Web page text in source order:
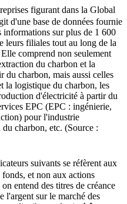
figurant dans la Global
d'une base de données fournie
sur plus de 1 600
leurs filiales tout au long de la
comprend non seulement
du charbon et la
du charbon, mais aussi celles
la logistique du charbon, les
d'électricité à partir du
EPC (EPC : ingénierie,
pour l'industrie
charbon, etc. (Source :
suivants se réfèrent aux
et non aux actions
entend des titres de créance
l'argent sur le marché des